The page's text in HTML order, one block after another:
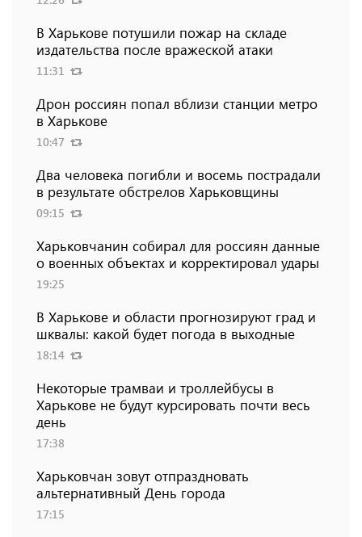
В Харькове потушили пожар на складе
издательства после вражеской атаки
11:31
Дрон россиян попал вблизи станции метро
в Харькове
10:47
Два человека погибли и восемь пострадали
в результате обстрелов Харьковщины
09:15
Харьковчанин собирал для россиян данные
о военных объектах и ​​корректировал удары
19:25
В Харькове и области прогнозируют град и
шквалы: какой будет погода в выходные
18:14
Некоторые трамваи и троллейбусы в
Харькове не будут курсировать почти весь
день
17:38
Харьковчан зовут отпраздновать
альтернативный День города
17:15